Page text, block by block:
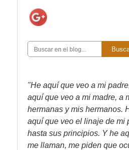
"He aquí que veo a mi
aquí que veo a mi madre, a
hermanas y mis hermanos.
aquí que veo el linaje de mi
hasta sus principios. Y he
me llaman, me piden que